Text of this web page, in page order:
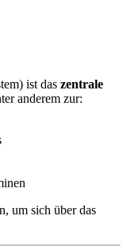
ist das zentrale
anderem zur:
um sich über das